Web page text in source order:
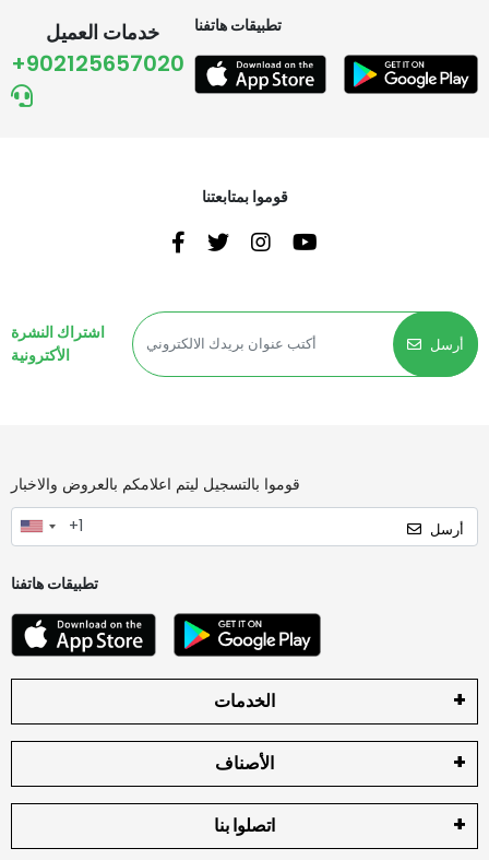
خدمات العميل
+902125657020
تطبيقات هاتفنا
قوموا بمتابعتنا
اشتراك النشرة
الأكترونية
أرسل
قوموا بالتسجيل ليتم اعلامكم بالعروض والاخبار
أرسل
تطبيقات هاتفنا
الخدمات
الأصناف
اتصلوا بنا